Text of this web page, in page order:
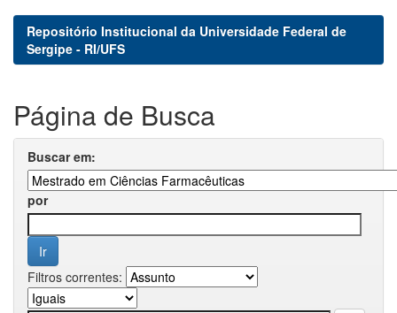
Repositório Institucional da Universidade Federal de
Sergipe - RI/UFS
Página de Busca
Buscar em:
por
Filtros correntes: